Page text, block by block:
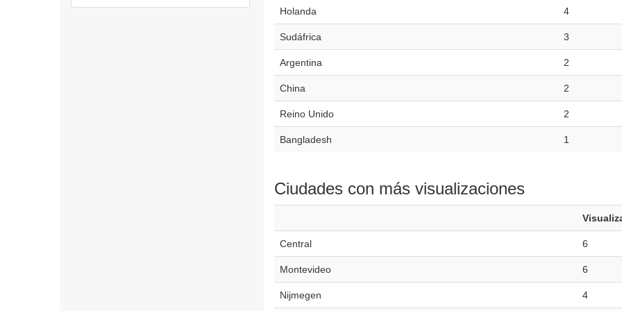
Holanda 4
Sudáfrica 3
Argentina 2
China 2
Reino Unido 2
Bangladesh 1
Ciudades con más visualizaciones
Central 6
Montevideo 6
Nijmegen 4